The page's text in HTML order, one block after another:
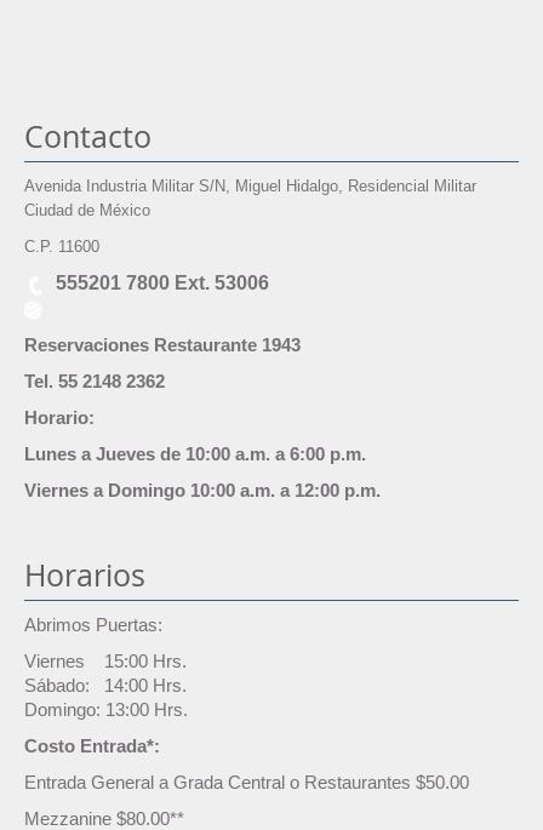
Contacto
Avenida Industria Militar S/N, Miguel Hidalgo, Residencial Militar
Ciudad de México
C.P. 11600
555201 7800 Ext. 53006
Reservaciones Restaurante 1943
Tel. 55 2148 2362
Horario:
Lunes a Jueves de 10:00 a.m. a 6:00 p.m.
Viernes a Domingo 10:00 a.m. a 12:00 p.m.
Horarios
Abrimos Puertas:
Viernes 15:00 Hrs.
Sábado: 14:00 Hrs.
Domingo: 13:00 Hrs.
Costo Entrada*:
Entrada General a Grada Central o Restaurantes $50.00
Mezzanine $80.00**